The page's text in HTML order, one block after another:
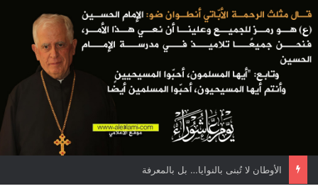
الأوطان لا تُبنى بالنوايا… بل بالمعرفة